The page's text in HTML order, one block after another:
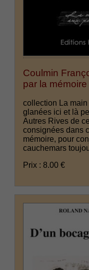
Coulmin
par la mémoire
collection La
glanées ici et là
Autres Rives de
consignées dans
mémoire, pour
cauchemars
Prix : 8.00 €